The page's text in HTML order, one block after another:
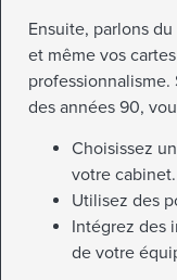
Ensuite, parlons du
et même vos
des années 90,
Choisissez
votre cabinet.
Utilisez des
Intégrez des
de votre